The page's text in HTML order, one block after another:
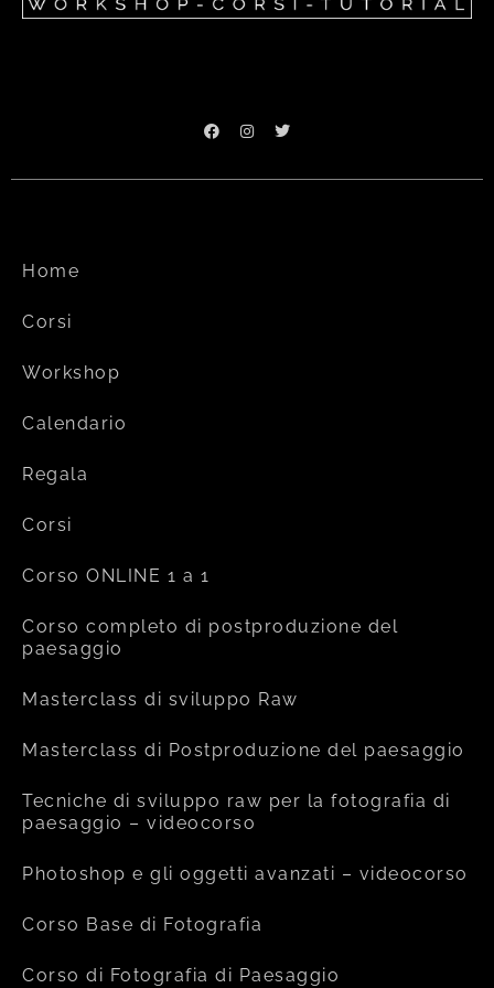
Home
Corsi
Workshop
Calendario
Regala
Corsi
Corso ONLINE 1 a 1
Corso completo di postproduzione del
paesaggio
Masterclass di sviluppo Raw
Masterclass di Postproduzione del paesaggio
Tecniche di sviluppo raw per la fotografia di
paesaggio – videocorso
Photoshop e gli oggetti avanzati – videocorso
Corso Base di Fotografia
Corso di Fotografia di Paesaggio